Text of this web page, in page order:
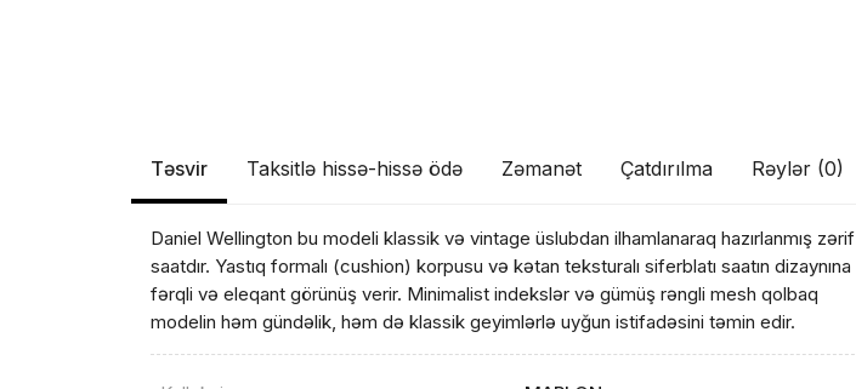
Təsvir Taksitlə hissə-hissə ödə Zəmanət Çatdırılma Rəylər (0)
Daniel Wellington bu modeli klassik və vintage üslubdan ilhamlanaraq hazırlanmış zərif
saatdır. Yastıq formalı (cushion) korpusu və kətan teksturalı siferblatı saatın dizaynına
fərqli və eleqant görünüş verir. Minimalist indekslər və gümüş rəngli mesh qolbaq
modelin həm gündəlik, həm də klassik geyimlərlə uyğun istifadəsini təmin edir.